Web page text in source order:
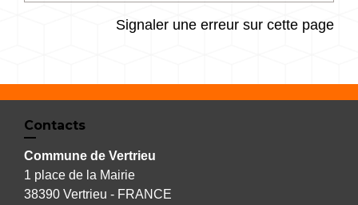
Signaler une erreur sur cette page
Contacts
Commune de Vertrieu
1 place de la Mairie
38390 Vertrieu - FRANCE